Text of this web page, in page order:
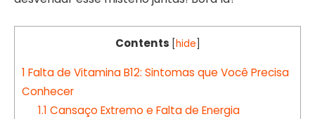
Contents hide
1 Falta de Vitamina B12: Sintomas que Você Precisa
Conhecer
1.1 Cansaço Extremo e Falta de Energia